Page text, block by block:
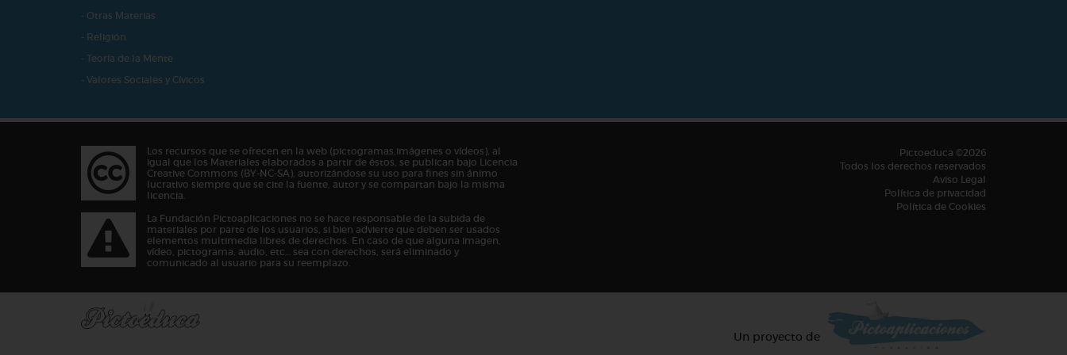
- Otras Materias
- Religión
- Teoría de la Mente
- Valores Sociales y Cívicos
Los recursos que se ofrecen en la web (pictogramas,imágenes o vídeos), al
igual que los Materiales elaborados a partir de éstos, se publican bajo Licencia
Creative Commons (BY-NC-SA), autorizándose su uso para fines sin ánimo
lucrativo siempre que se cite la fuente, autor y se compartan bajo la misma
licencia.
La Fundación Pictoaplicaciones no se hace responsable de la subida de
materiales por parte de los usuarios, si bien advierte que deben ser usados
elementos multimedia libres de derechos. En caso de que alguna imagen,
vídeo, pictograma, audio, etc… sea con derechos, será eliminado y
comunicado al usuario para su reemplazo.
Pictoeduca ©2026
Todos los derechos reservados
Aviso Legal
Política de privacidad
Política de Cookies
Un proyecto de